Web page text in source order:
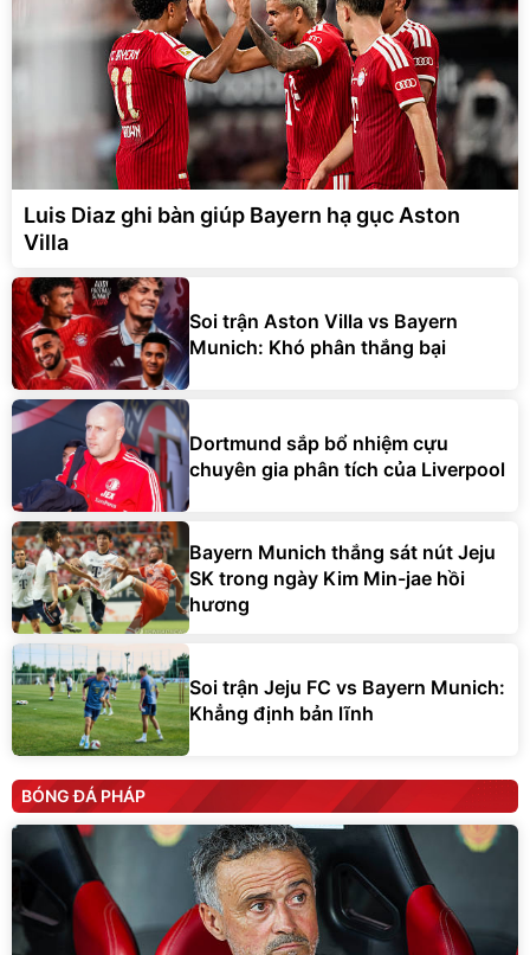
Luis Diaz ghi bàn giúp Bayern hạ gục Aston
Villa
Soi trận Aston Villa vs Bayern
Munich: Khó phân thắng bại
Dortmund sắp bổ nhiệm cựu
chuyên gia phân tích của Liverpool
Bayern Munich thắng sát nút Jeju
SK trong ngày Kim Min-jae hồi
hương
Soi trận Jeju FC vs Bayern Munich:
Khẳng định bản lĩnh
BÓNG ĐÁ PHÁP